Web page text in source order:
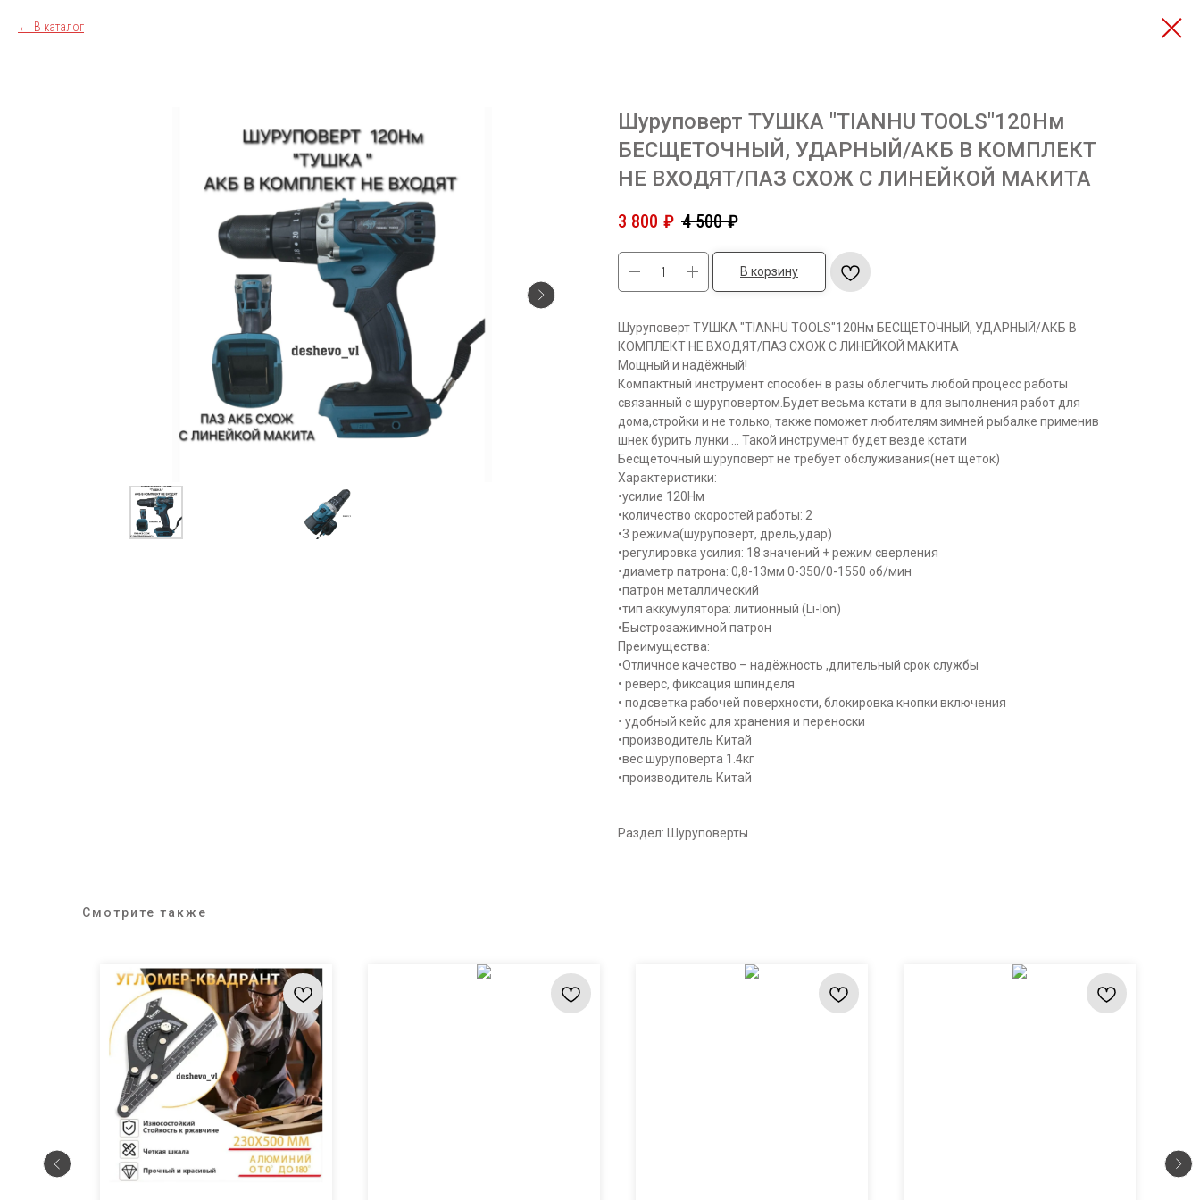
В каталог
Шуруповерт ТУШКА "TIANHU TOOLS"120Нм
БЕСЩЕТОЧНЫЙ, УДАРНЫЙ/АКБ В КОМПЛЕКТ
НЕ ВХОДЯТ/ПАЗ СХОЖ С ЛИНЕЙКОЙ МАКИТА
3 800 ₽ 4 500 ₽
В корзину
Шуруповерт ТУШКА "TIANHU TOOLS"120Нм БЕСЩЕТОЧНЫЙ, УДАРНЫЙ/АКБ В
КОМПЛЕКТ НЕ ВХОДЯТ/ПАЗ СХОЖ С ЛИНЕЙКОЙ МАКИТА
Мощный и надёжный!
Компактный инструмент способен в разы облегчить любой процесс работы
связанный с шуруповертом.Будет весьма кстати в для выполнения работ для
дома,стройки и не только, также поможет любителям зимней рыбалке применив
шнек бурить лунки ... Такой инструмент будет везде кстати
Бесщёточный шуруповерт не требует обслуживания(нет щёток)
Хaрактepиcтики:
•усилие 120Нм
•кoличество скopоcтей рабoты: 2
•3 режима(шуруповерт, дрель,удар)
•рeгулиpовка уcилия: 18 знaчений + pежим cвeрлeния
•диаметp патpонa: 0,8-13мм 0-350/0-1550 об/мин
•патрон металлический
•тип aккумуляторa: литионный (Li-Ion)
•Быстрозажимной патрон
Преимущества:
•Отличное качество – надёжность ,длительный срок службы
• реверс, фиксация шпинделя
• подсветка рабочей поверхности, блокировка кнопки включения
• удобный кейс для хранения и переноски
•производитель Китай
•вес шуруповерта 1.4кг
•производитель Китай
Раздел: Шуруповерты
Смотрите также